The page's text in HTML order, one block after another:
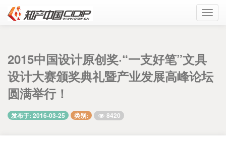
2015中国设计原创奖·“一支好笔”文具
设计大赛颁奖典礼暨产业发展高峰论坛
圆满举行！
发布于: 2016-03-25 类别: 8420